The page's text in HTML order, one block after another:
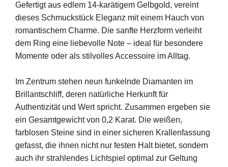
Gefertigt aus edlem 14-karätigem Gelbgold, vereint
dieses Schmuckstück Eleganz mit einem Hauch von
romantischem Charme. Die sanfte Herzform verleiht
dem Ring eine liebevolle Note – ideal für besondere
Momente oder als stilvolles Accessoire im Alltag.
Im Zentrum stehen neun funkelnde Diamanten im
Brillantschliff, deren natürliche Herkunft für
Authentizität und Wert spricht. Zusammen ergeben sie
ein Gesamtgewicht von 0,2 Karat. Die weißen,
farblosen Steine sind in einer sicheren Krallenfassung
gefasst, die ihnen nicht nur festen Halt bietet, sondern
auch ihr strahlendes Lichtspiel optimal zur Geltung